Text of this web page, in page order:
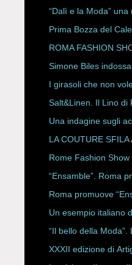
“Dalì e la Moda”
Prima Bozza del
P/E 2027
ROMA FASHION
HAUTE COUTURE
Simone Biles
ESPY Awards 2026
I girasoli che non
Salt&Linen. Il Lino di
Una indagine sugli
LA COUTURE
CON ALESSANDRO
ROBERTA
Rome Fashion Show
“Ensamble”. Roma
Storici
Roma promuove
Un esempio italiano
Rete Slow Fiber
“Il bello della Moda”.
XXXII edizione di